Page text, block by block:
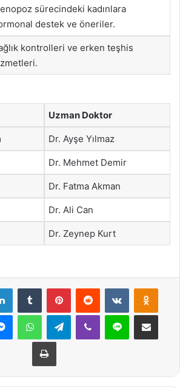
sürecindeki kadınlara
destek ve öneriler.
kontrolleri ve erken teşhis
Uzman Doktor
Dr. Ayşe Yılmaz
Dr. Mehmet Demir
Dr. Fatma Akman
Dr. Ali Can
Dr. Zeynep Kurt
LinkedInTumblr PinterestReddit VKontakte
MessengerWhatsAppTelegramViber Line E-Posta ile
Yazdır